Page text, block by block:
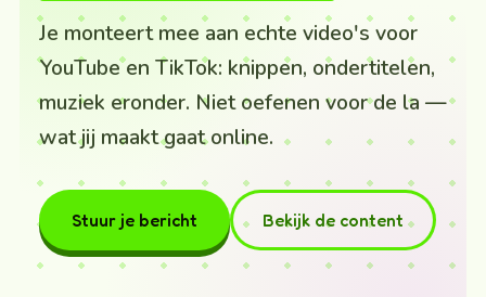
Je monteert mee aan echte video's voor
YouTube en TikTok: knippen, ondertitelen,
muziek eronder. Niet oefenen voor de la —
wat jij maakt gaat online.
Stuur je bericht Bekijk de content